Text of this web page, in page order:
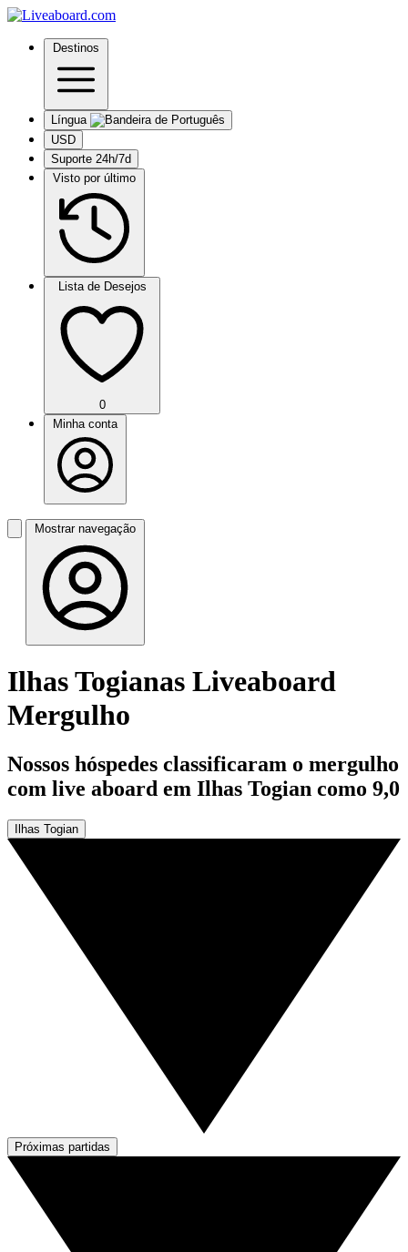
Destinos
Língua
USD
Suporte 24h/7d
Visto por último
Lista de Desejos
0
Minha conta
Mostrar navegação
Ilhas Togianas Liveaboard
Mergulho
Nossos hóspedes classificaram o mergulho
com live aboard em Ilhas Togian como 9,0
Ilhas Togian
Próximas partidas